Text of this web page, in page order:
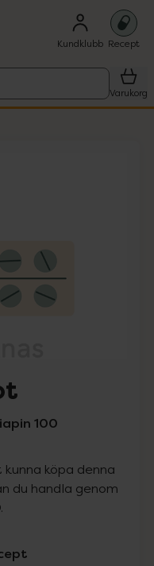
Kundklubb Recept
Varukorg
100
köpa denna
du handla genom